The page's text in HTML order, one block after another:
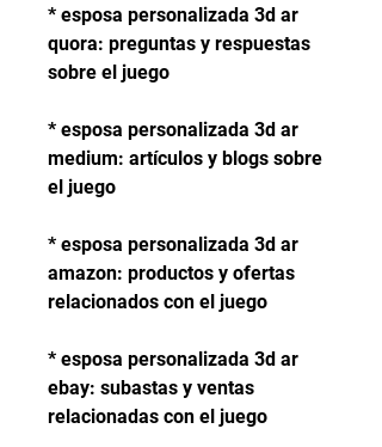
* esposa personalizada 3d ar
quora: preguntas y respuestas
sobre el juego
* esposa personalizada 3d ar
medium: artículos y blogs sobre
el juego
* esposa personalizada 3d ar
amazon: productos y ofertas
relacionados con el juego
* esposa personalizada 3d ar
ebay: subastas y ventas
relacionadas con el juego